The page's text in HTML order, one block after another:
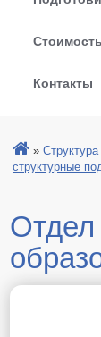
Контакты
»
структурные
Отдел